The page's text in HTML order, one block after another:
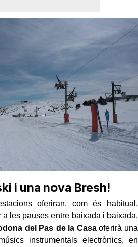
i una nova Bresh!
oferiran, com és habitual,
les pauses entre baixada i baixada.
del Pas de la Casaoferirà una
instrumentals electrònics, en